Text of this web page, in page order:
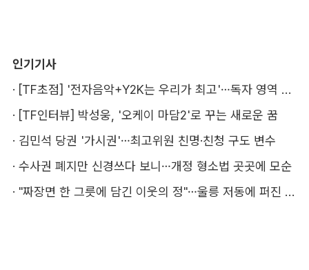
인기기사
·
[TF초점] '전자음악+Y2K는 우리가 최고'…독자 영역 다지는 키키
· [TF인터뷰] 박성웅, '오케이 마담2'로 꾸는 새로운 꿈
· 김민석 당권 '가시권'…최고위원 친명·친청 구도 변수
· 수사권 폐지만 신경쓰다 보니…개정 형소법 곳곳에 모순
·
"짜장면 한 그릇에 담긴 이웃의 정"…울릉 저동에 퍼진 따뜻한 나눔